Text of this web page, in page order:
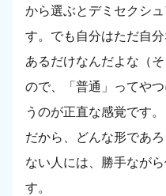
から選ぶとデミセクシ
す。でも自分はただ自
あるだけなんだよな（
ので、「普通」ってや
うのが正直な感覚です。
だから、どんな形であ
ない人には、勝手なが
す。